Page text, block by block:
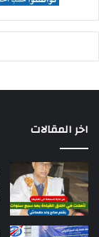
اخر المقالات